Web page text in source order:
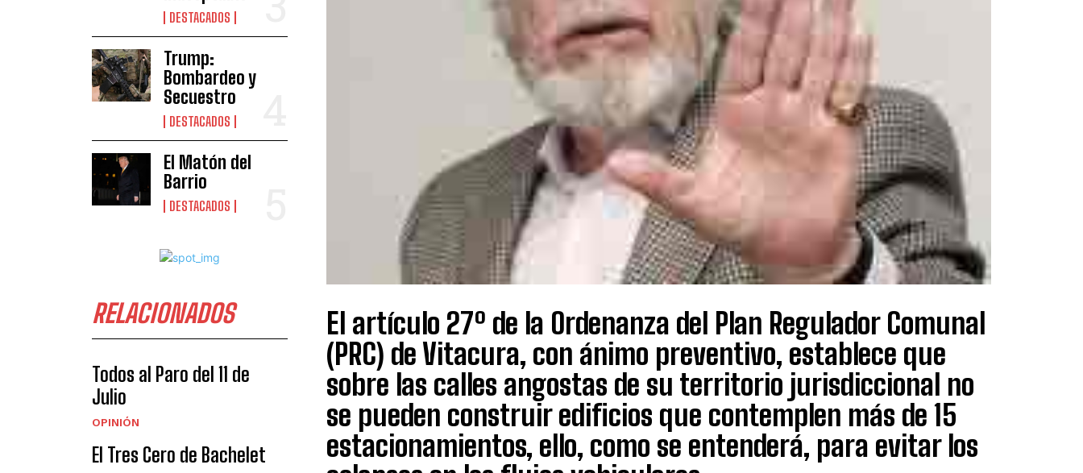
DESTACADOS
Trump:
Bombardeo y
Secuestro
DESTACADOS
El Matón del
Barrio
DESTACADOS
RELACIONADOS
Todos al Paro del 11 de
Julio
OPINIÓN
El Tres Cero de Bachelet
El artículo 27º de la Ordenanza del Plan Regulador Comunal
(PRC) de Vitacura, con ánimo preventivo, establece que
sobre las calles angostas de su territorio jurisdiccional no
se pueden construir edificios que contemplen más de 15
estacionamientos, ello, como se entenderá, para evitar los